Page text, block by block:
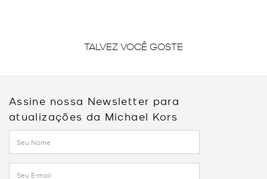
TALVEZ VOCÊ GOSTE
Assine nossa Newsletter para
atualizações da Michael Kors